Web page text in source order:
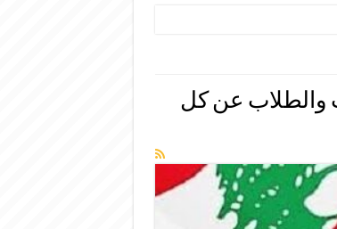
والطلاب عن كل